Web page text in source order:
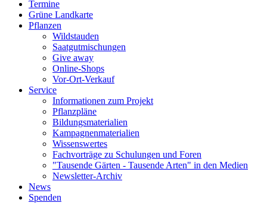
Termine
Grüne Landkarte
Pflanzen
Wildstauden
Saatgutmischungen
Give away
Online-Shops
Vor-Ort-Verkauf
Service
Informationen zum Projekt
Pflanzpläne
Bildungsmaterialien
Kampagnenmaterialien
Wissenswertes
Fachvorträge zu Schulungen und Foren
"Tausende Gärten - Tausende Arten" in den Medien
Newsletter-Archiv
News
Spenden